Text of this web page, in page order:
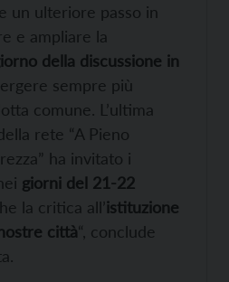
un ulteriore passo in
e ampliare la
della discussione in
sempre più
comune. L’ultima
rete “A Pieno
ha invitato i
giorni del 21-22
la critica all’istituzione
città“, conclude